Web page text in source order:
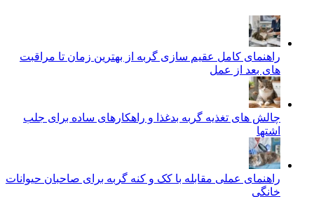
راهنمای کامل عقیم سازی گربه از بهترین زمان تا مراقبت‌
های بعد از عمل
چالش‌ های تغذیه گربه بدغذا و راهکارهای ساده برای جلب
اشتها
راهنمای عملی مقابله با کک و کنه گربه برای صاحبان حیوانات
خانگی